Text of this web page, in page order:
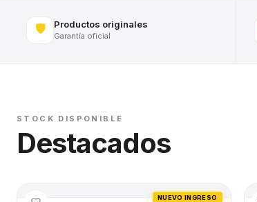
🛡️ Productos originales
Garantía oficial
STOCK DISPONIBLE
Destacados
NUEVO INGRESO